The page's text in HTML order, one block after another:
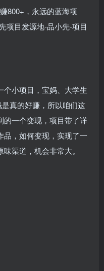
个小项目，宝妈、大学生
真的好赚，所以咱们这
的一个变现，项目带了详
品，如何变现，实现了一
渠道，机会非常大。